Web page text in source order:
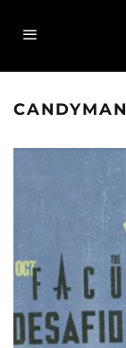
CANDYMAN